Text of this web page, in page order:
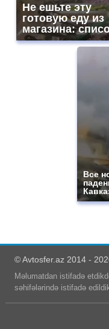
Не ешьте эту
готовую еду из
магазина:
Все
© Avtosfer.az 2014 -
Məlumatdan istifadə
səhifələrində istifadə